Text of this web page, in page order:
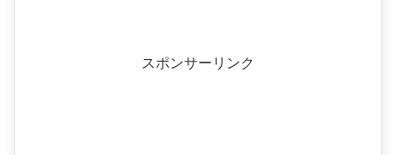
スポンサーリンク